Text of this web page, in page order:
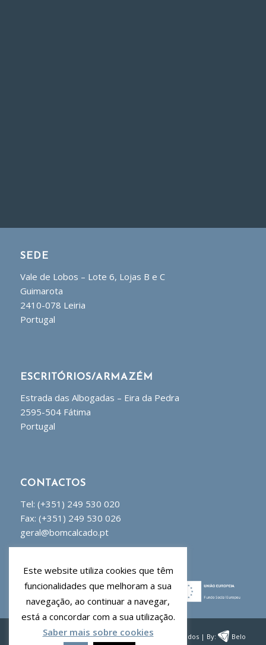
SEDE
Vale de Lobos – Lote 6, Lojas B e C
Guimarota
2410-078 Leiria
Portugal
ESCRITÓRIOS/ARMAZÉM
Estrada das Albogadas – Eira da Pedra
2595-504 Fátima
Portugal
CONTACTOS
Tel: (+351) 249 530 020
Fax: (+351) 249 530 026
geral@bomcalcado.pt
Cofinanciado por:
© 2018 Bom Calçado, S.A. – Todos os direitos reservados | By: Belo
Este website utiliza cookies que têm
funcionalidades que melhoram a sua
navegação, ao continuar a navegar,
está a concordar com a sua utilização.
Saber mais sobre cookies